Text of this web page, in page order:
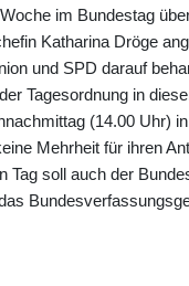
im Bundestag
Katharina Dröge
und SPD darauf
Tagesordnung in
(14.00 Uhr)
Mehrheit für ihren
Tag soll auch der